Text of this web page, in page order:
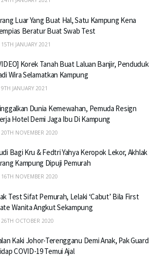
Luar Yang Buat Hal, Satu Kampung Kena
Beratur Buat Swab Test
15TH JANUARY 2021
Korek Tanah Buat Laluan Banjir, Penduduk
Wira Selamatkan Kampung
9TH JANUARY 2021
Dunia Kemewahan, Pemuda Resign
Hotel Demi Jaga Ibu Di Kampung
20TH NOVEMBER 2020
Bagi Kru & Fedtri Yahya Keropok Lekor, Akhlak
Kampung Dipuji Pemurah
16TH NOVEMBER 2020
Test Sifat Pemurah, Lelaki ‘Cabut’ Bila First
Wanita Angkut Sekampung
26TH OCTOBER 2020
Kaki Johor-Terengganu Demi Anak, Pak Guard
COVID-19 Temui Ajal